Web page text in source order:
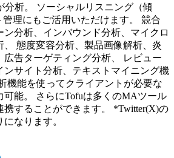
析。 ソーシャルリスニング（傾
理にもご活用いただけます。 競合
ン分析、インバウンド分析、マイクロ
、 態度変容分析、製品画像解析、炎
広告ターゲティング分析、 レビュー
ンサイト分析、テキストマイニング機
機能を使ってクライアントが必要な
可能。 さらにTofuは多くのMAツール
することができます。 *Twitter(X)の
なります。